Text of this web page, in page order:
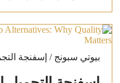
بيوتي سبونج / إسفنجة